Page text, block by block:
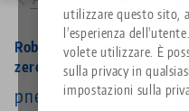
utilizzare questo sito,
l'esperienza
volete utilizzare. È
sulla privacy in
impostazioni sulla
Siamo spiacenti. Non
Vai alla pagina del prodotto
RoboTrex 96,
zero
pneumatico